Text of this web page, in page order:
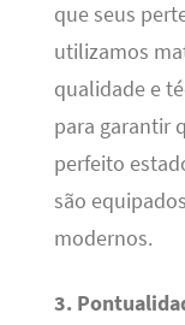
que seus
utilizamos
qualidade e
para garantir
perfeito
são
modernos.
3.